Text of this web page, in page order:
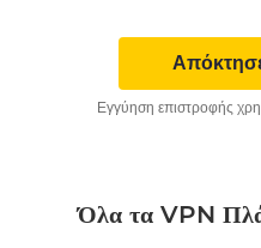
Εγγύηση επιστροφής
Όλα τα VPN